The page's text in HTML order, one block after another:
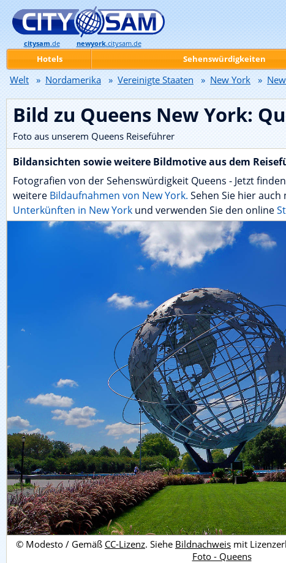
Bild zu Queens New York:
Foto aus unserem Queens Reiseführer
Bildansichten sowie weitere Bildmotive aus dem
Fotografien von der Sehenswürdigkeit Queens - Jetzt
weitere Bildaufnahmen von New York. Sehen Sie hier
Unterkünften in New York und verwenden Sie den online
© Modesto / Gemäß CC-Lizenz. Siehe Bildnachweis mit
Foto - Queens
citysam.de newyork.citysam.de
Hotels Sehenswürdigkeiten
Welt » Nordamerika » Vereinigte Staaten » New York »